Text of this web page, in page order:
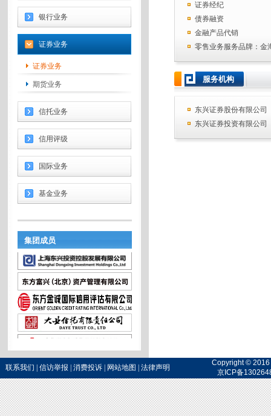
银行业务
证券业务
证券业务
期货业务
信托业务
信用评级
国际业务
基金业务
集团成员
证券经纪
债券融资
金融产品代销
零售业务服务品牌：金
服务机构
东兴证券股份有限公司
东兴证券投资有限公司
联系我们 信访举报 消费投诉 网站地图 法律声明
Copyright © 2016
京ICP备